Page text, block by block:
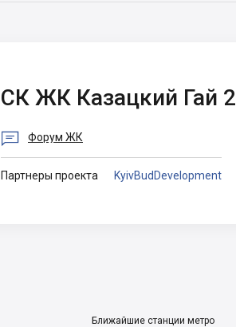
СК ЖК Казацкий Гай 2
 Форум ЖК
Партнеры проекта KyivBudDevelopment
Ближайшие станции метро